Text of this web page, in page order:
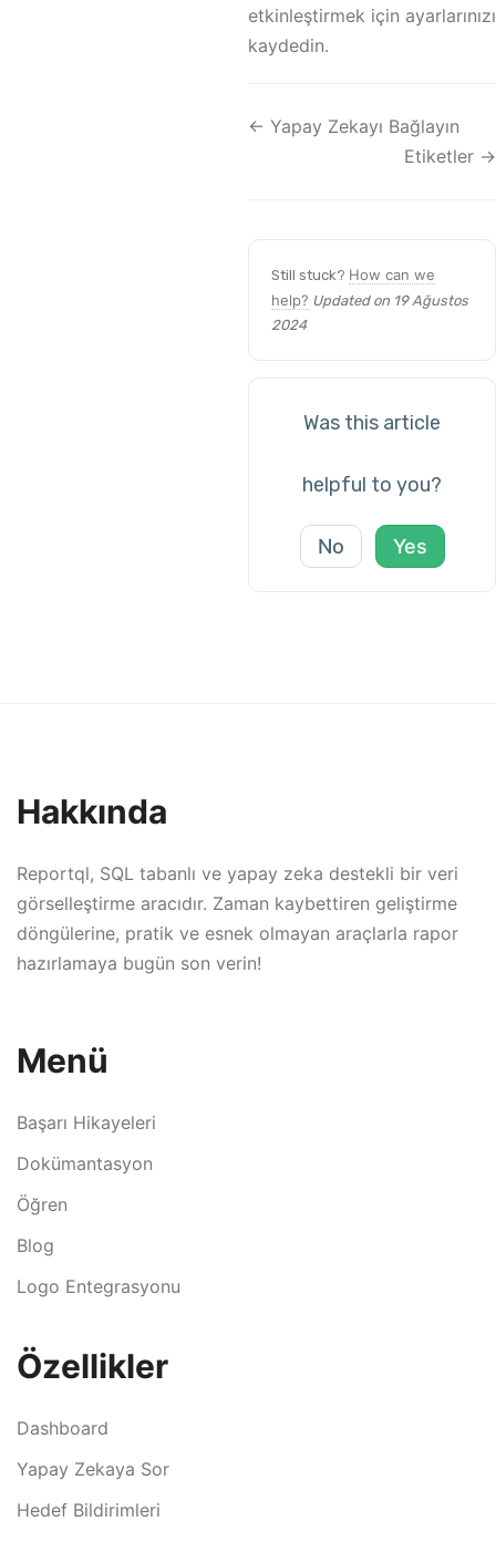
etkinleştirmek için ayarlarınızı
kaydedin.
← Yapay Zekayı Bağlayın
Etiketler →
Still stuck? How can we
help? Updated on 19 Ağustos
2024
Was this article
helpful to you?
No Yes
Hakkında
Reportql, SQL tabanlı ve yapay zeka destekli bir veri
görselleştirme aracıdır. Zaman kaybettiren geliştirme
döngülerine, pratik ve esnek olmayan araçlarla rapor
hazırlamaya bugün son verin!
Menü
Başarı Hikayeleri
Dokümantasyon
Öğren
Blog
Logo Entegrasyonu
Özellikler
Dashboard
Yapay Zekaya Sor
Hedef Bildirimleri